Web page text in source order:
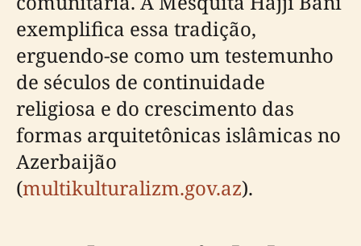
exemplifica essa tradição,
erguendo-se como um testemunho
de séculos de continuidade
religiosa e do crescimento das
formas arquitetônicas islâmicas no
Azerbaijão
(multikulturalizm.gov.az).